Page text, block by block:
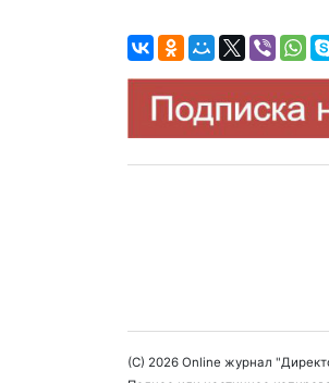
(C) 2026 Online журнал